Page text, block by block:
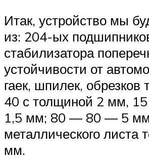
Итак, устройство мы
из: 204-ых
стабилизатора
устойчивости от
гаек, шпилек, обрезков
40 с толщиной 2 мм,
1,5 мм; 80 — 80 — 5
металлического листа
мм.